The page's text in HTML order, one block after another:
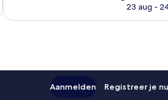
is
23 aug -
Aanmelden Registreer je